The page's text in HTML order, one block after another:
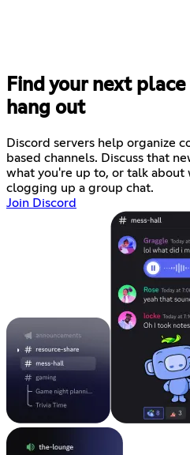
Find your next
hang out
Discord servers help organize
based channels. Discuss that
what you're up to, or talk
clogging up a group chat.
Join Discord